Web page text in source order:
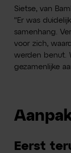
Sietse, van
"Er was
samenhang.
voor zich,
werden benut.
gezamenlijke
Eerst